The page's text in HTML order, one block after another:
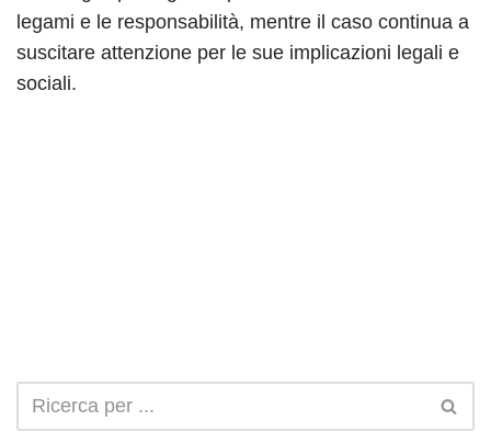
legami e le responsabilità, mentre il caso continua a
suscitare attenzione per le sue implicazioni legali e
sociali.